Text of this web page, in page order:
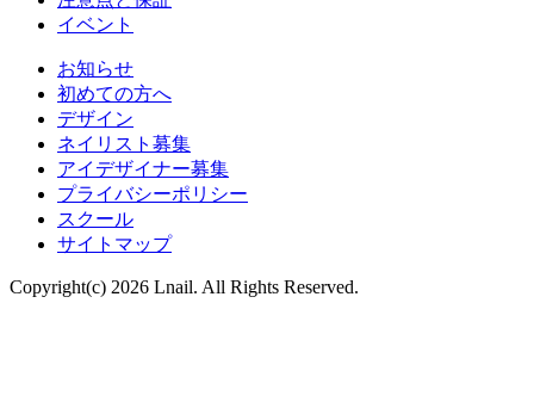
イベント
お知らせ
初めての方へ
デザイン
ネイリスト募集
アイデザイナー募集
プライバシーポリシー
スクール
サイトマップ
Copyright(c) 2026 Lnail. All Rights Reserved.